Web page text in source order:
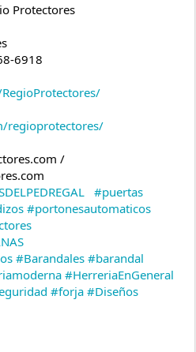
Protectores
6918
regioprotectores/
/
#puertas
#portonesautomaticos
#Barandales #barandal
#HerreriaEnGeneral
#forja #Diseños